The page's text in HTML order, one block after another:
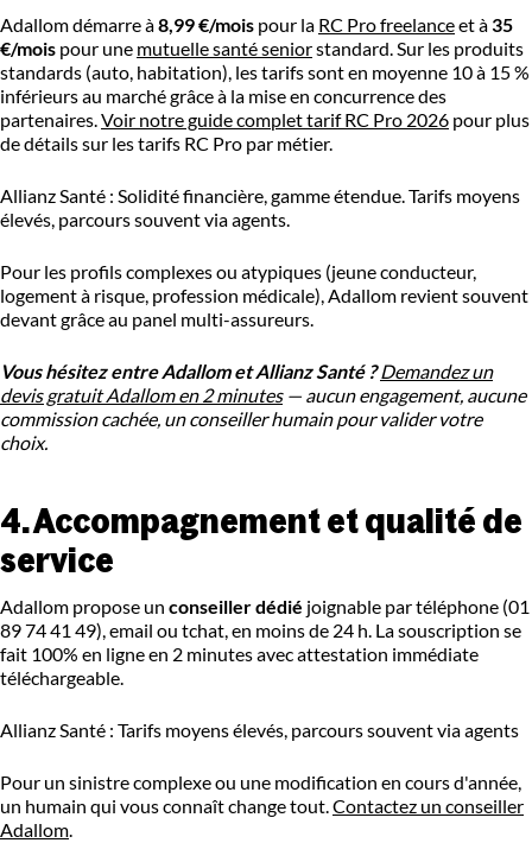
Adallom démarre à8,99 €/mois pour la RC Pro freelanceet à35
€/mois pour une mutuelle santé seniorstandard. Sur les produits
standards (auto, habitation), les tarifs sont en moyenne 10 à 15 %
inférieurs au marché grâce à la mise en concurrence des
partenaires.Voir notre guide complet tarif RC Pro 2026 pour plus
de détails sur les tarifs RC Pro par métier.
Allianz Santé : Solidité financière, gamme étendue. Tarifs moyens
élevés, parcours souvent via agents.
Pour les profils complexes ou atypiques (jeune conducteur,
logement à risque, profession médicale), Adallom revient souvent
devant grâce au panel multi-assureurs.
Vous hésitez entre Adallom et Allianz Santé ? Demandez un
devis gratuit Adallom en 2 minutes— aucun engagement, aucune
commission cachée, un conseiller humain pour valider votre
choix.
4. Accompagnement et qualité de
service
Adallom propose un conseiller dédié joignable par téléphone (01
89 74 41 49), email ou tchat, en moins de 24 h. La souscription se
fait 100% en ligne en 2 minutes avec attestation immédiate
téléchargeable.
Allianz Santé : Tarifs moyens élevés, parcours souvent via agents
Pour un sinistre complexe ou une modification en cours d'année,
un humain qui vous connaît change tout.Contactez un conseiller
Adallom.